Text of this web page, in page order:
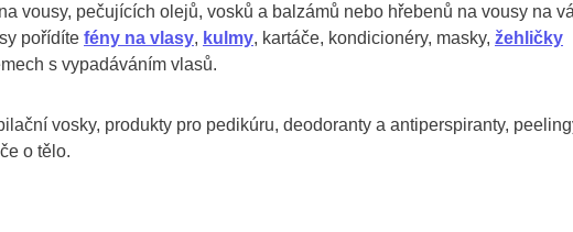
na vousy, pečujících olejů, vosků a balzámů nebo hřebenů na vousy na
pořídíte fény na vlasy, kulmy, kartáče, kondicionéry, masky, žehličky
s vypadáváním vlasů.
vosky, produkty pro pedikúru, deodoranty a antiperspiranty,
o tělo.